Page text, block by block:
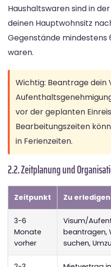
Haushaltswaren sind in
deinen Hauptwohnsitz
Gegenstände mindestens
waren.
Wichtig: Beantrage dein
vor der geplanten
Bearbeitungszeiten
in Ferienzeiten.
2.2. Zeitplanung und
Zeitpunkt Zu
3-6
Monate
vorher
Visum/
beantragen,
suchen,